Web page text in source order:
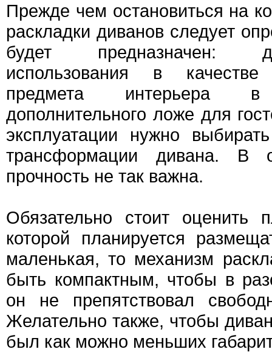
Прежде чем остановиться на
раскладки диванов следует
будет предназначен:
использования в
предмета интерьера
дополнительного ложе для
эксплуатации нужно
трансформации дивана. В
прочность не так важна.
Обязательно стоит оценить
которой планируется
маленькая, то механизм
быть компактным, чтобы в
он не препятствовал
Желательно также, чтобы
был как можно меньших